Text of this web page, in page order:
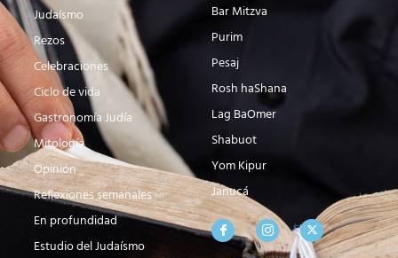
Judaísmo
Rezos
Celebraciones
Ciclo de vida
Gastronomía Judía
Mitología
Opinión
Reflexiones semanales
En profundidad
Estudio del Judaísmo
Bar Mitzva
Purim
Pesaj
Rosh haShana
Lag BaOmer
Shabuot
Yom Kipur
Janucá